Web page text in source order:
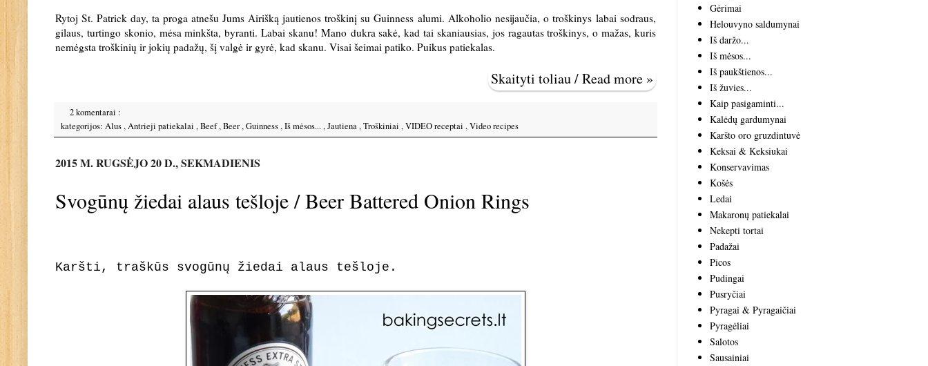
Rytoj St. Patrick day, ta proga atnešu Jums Airišką jautienos troškinį su Guinness alumi. Alkoholio nesijaučia, o troškinys labai sodraus,
gilaus, turtingo skonio, mėsa minkšta, byranti. Labai skanu! Mano dukra sakė, kad tai skaniausias, jos ragautas troškinys, o mažas, kuris
nemėgsta troškinių ir jokių padažų, šį valgė ir gyrė, kad skanu. Visai šeimai patiko. Puikus patiekalas.
Skaityti toliau / Read more »
2 komentarai :
kategorijos: Alus,Antrieji patiekalai ,Beef,Beer,Guinness,Iš mėsos...,Jautiena,Troškiniai ,VIDEO receptai ,Video recipes
2015 M. RUGSĖJO 20 D., SEKMADIENIS
Svogūnų žiedai alaus tešloje / Beer Battered Onion Rings
Karšti, traškūs svogūnų žiedai alaus tešloje.
Gėrimai
Helouvyno saldumynai
Iš daržo...
Iš mėsos...
Iš paukštienos...
Iš žuvies...
Kaip pasigaminti...
Kalėdų gardumynai
Karšto oro gruzdintuvė
Keksai & Keksiukai
Konservavimas
Košės
Ledai
Makaronų patiekalai
Nekepti tortai
Padažai
Picos
Pudingai
Pusryčiai
Pyragai & Pyragaičiai
Pyragėliai
Salotos
Sausainiai